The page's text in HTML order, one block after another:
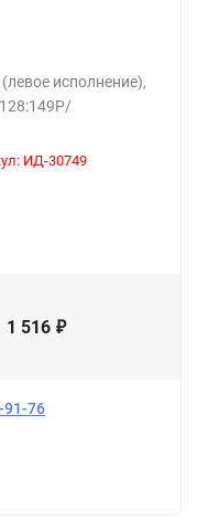
исполнение),
ИД-30749
1 516 ₽
91-76